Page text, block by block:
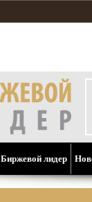
Биржевой лидер